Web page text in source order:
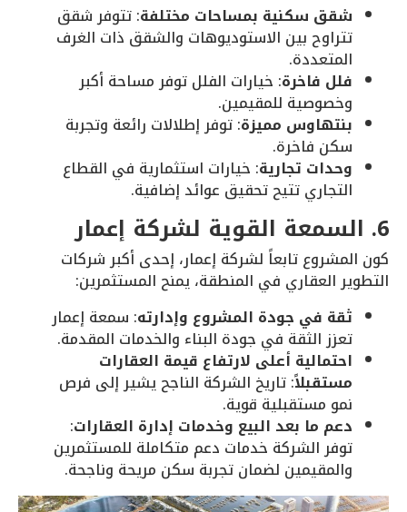
شقق سكنية بمساحات مختلفة: تتوفر شقق
تتراوح بين الاستوديوهات والشقق ذات الغرف
المتعددة.
فلل فاخرة: خيارات الفلل توفر مساحة أكبر
وخصوصية للمقيمين.
بنتهاوس مميزة: توفر إطلالات رائعة وتجربة
سكن فاخرة.
وحدات تجارية: خيارات استثمارية في القطاع
التجاري تتيح تحقيق عوائد إضافية.
6. السمعة القوية لشركة إعمار
كون المشروع تابعاً لشركة إعمار، إحدى أكبر شركات
التطوير العقاري في المنطقة، يمنح المستثمرين:
ثقة في جودة المشروع وإدارته: سمعة إعمار
تعزز الثقة في جودة البناء والخدمات المقدمة.
احتمالية أعلى لارتفاع قيمة العقارات
مستقبلاً: تاريخ الشركة الناجح يشير إلى فرص
نمو مستقبلية قوية.
دعم ما بعد البيع وخدمات إدارة العقارات:
توفر الشركة خدمات دعم متكاملة للمستثمرين
والمقيمين لضمان تجربة سكن مريحة وناجحة.